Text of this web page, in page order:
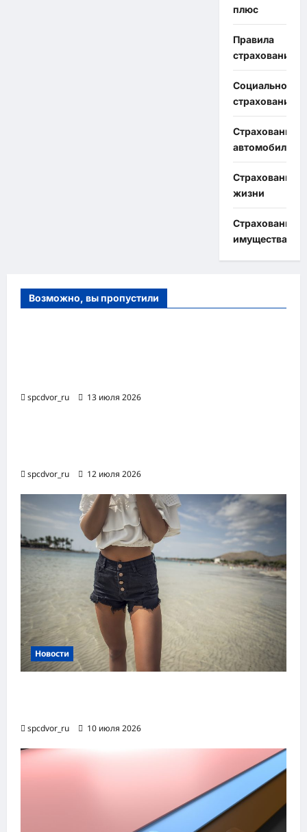
плюс
Правила
страхования
Социальное
страхование
Страхование
автомобиля
Страхование
жизни
Страхование
имущества
Возможно, вы пропустили
spcdvor_ru 13 июля 2026
spcdvor_ru 12 июля 2026
Новости
spcdvor_ru 10 июля 2026